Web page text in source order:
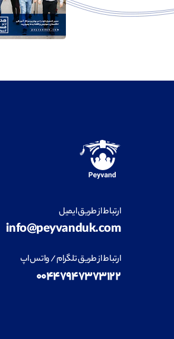
ارتباط از طریق ایمیل
info@peyvanduk.com
ارتباط از طریق تلگرام / واتس اپ
۰۰۴۴۷۹۴۷۳۷۳۱۲۲